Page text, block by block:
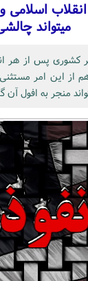
اسلامی
می‎تواند چالشی برای هر کشوری محسوب گردد.